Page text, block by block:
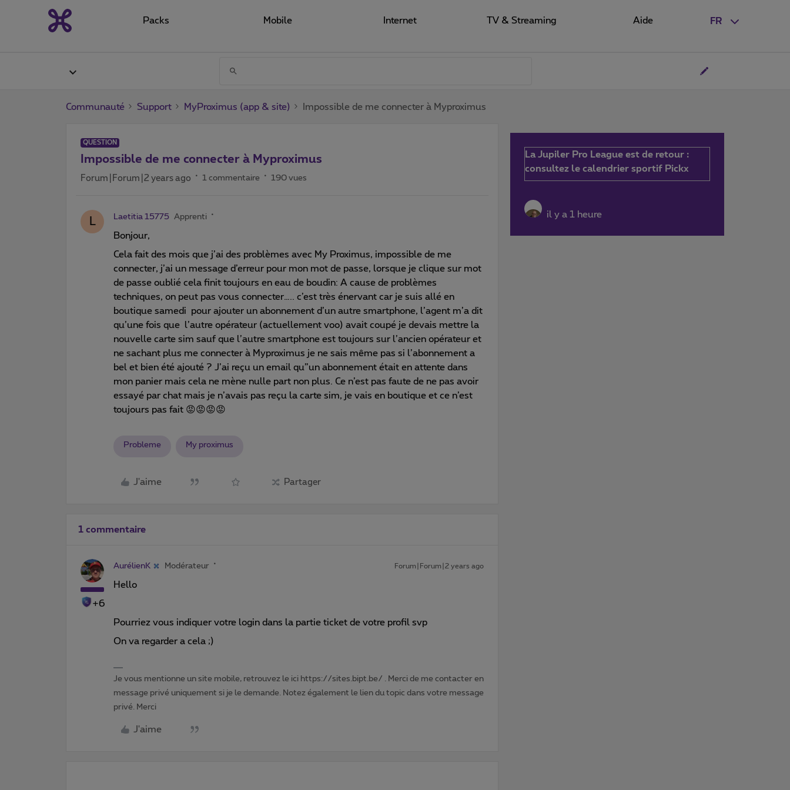
FR
Packs Mobile Internet TV & Streaming Aide
Communauté Support MyProximus (app & site) Impossible de me connecter à Myproximus
QUESTION
Impossible de me connecter à Myproximus
Forum|Forum|2 years ago 1 commentaire 190 vues
L Laetitia 15775 Apprenti
Bonjour,
Cela fait des mois que j’ai des problèmes avec My Proximus, impossible de me
connecter, j’ai un message d’erreur pour mon mot de passe, lorsque je clique sur mot
de passe oublié cela finit toujours en eau de boudin: A cause de problèmes
techniques, on peut pas vous connecter….. c’est très énervant car je suis allé en
boutique samedi pour ajouter un abonnement d’un autre smartphone, l’agent m’a dit
qu’une fois que l’autre opérateur (actuellement voo) avait coupé je devais mettre la
nouvelle carte sim sauf que l’autre smartphone est toujours sur l’ancien opérateur et
ne sachant plus me connecter à Myproximus je ne sais même pas si l’abonnement a
bel et bien été ajouté ? J’ai reçu un email qu”un abonnement était en attente dans
mon panier mais cela ne mène nulle part non plus. Ce n’est pas faute de ne pas avoir
essayé par chat mais je n’avais pas reçu la carte sim, je vais en boutique et ce n’est
toujours pas fait 😡😡😡😡
Probleme My proximus
J'aime Partager
1 commentaire
+6
AurélienK Modérateur Forum|Forum|2 years ago
Hello
Pourriez vous indiquer votre login dans la partie ticket de votre profil svp
On va regarder a cela ;)
Je vous mentionne un site mobile, retrouvez le ici https://sites.bipt.be/ . Merci de me contacter en
message privé uniquement si je le demande. Notez également le lien du topic dans votre message
privé. Merci
J'aime
La Jupiler Pro League est de retour :
consultez le calendrier sportif Pickx
il y a 1 heure